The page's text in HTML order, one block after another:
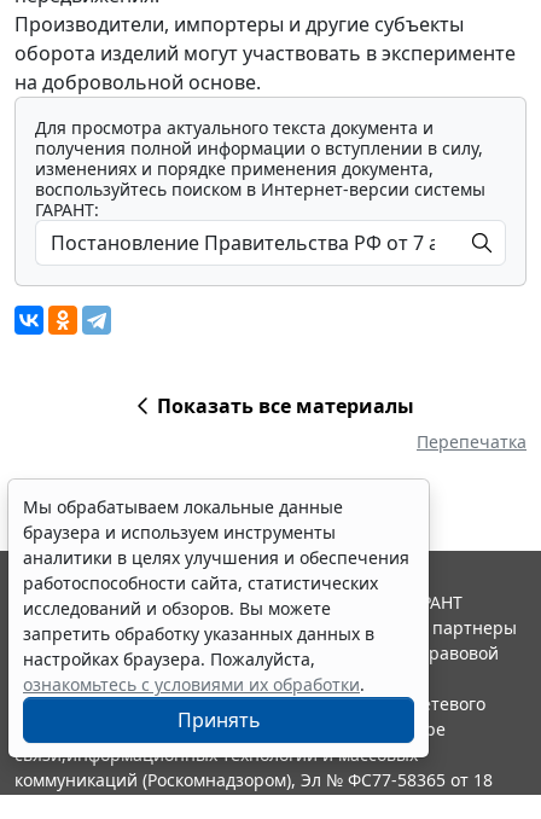
Производители, импортеры и другие субъекты
оборота изделий могут участвовать в эксперименте
на добровольной основе.
Для просмотра актуального текста документа и
получения полной информации о вступлении в силу,
изменениях и порядке применения документа,
воспользуйтесь поиском в Интернет-версии системы
ГАРАНТ:
Показать все материалы
Перепечатка
Мы обрабатываем локальные данные
браузера и используем инструменты
аналитики в целях улучшения и обеспечения
работоспособности сайта, статистических
исследований и обзоров. Вы можете
запретить обработку указанных данных в
настройках браузера. Пожалуйста,
ознакомьтесь с условиями их обработки.
Принять
© ООО "НПП "ГАРАНТ-СЕРВИС", 2026. Система ГАРАНТ
выпускается с 1990 года. Компания "Гарант" и ее партнеры
являются участниками Российской ассоциации правовой
информации ГАРАНТ.
Портал ГАРАНТ.РУ зарегистрирован в качестве сетевого
издания Федеральной службой по надзору в сфере
связи,информационных технологий и массовых
коммуникаций (Роскомнадзором), Эл № ФС77-58365 от 18